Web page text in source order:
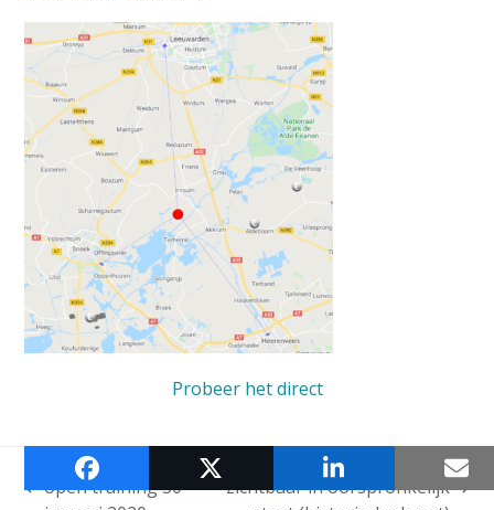
Probeer het direct
previous
Samenvatting
open training 30
next
Transacties voortaan
zichtbaar in oorspronkelijk